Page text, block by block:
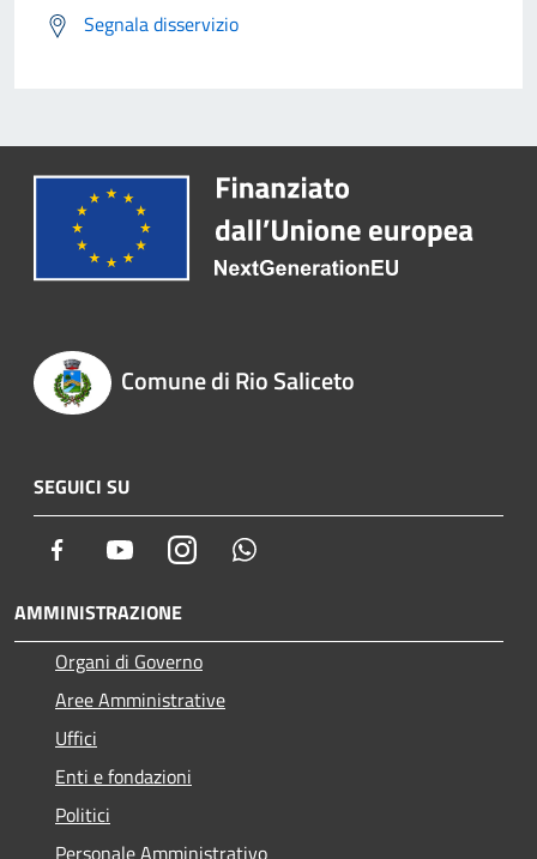
Segnala disservizio
Comune di Rio Saliceto
SEGUICI SU
Facebook YoutubeInstagram
AMMINISTRAZIONE
Organi di Governo
Aree Amministrative
Uffici
Enti e fondazioni
Politici
Personale Amministrativo